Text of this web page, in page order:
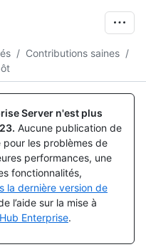
/ Contributions saines /
Server n'est plus
. Aucune publication de
pour les problèmes de
performances, une
fonctionnalités,
la dernière version de
l’aide sur la mise à
Enterprise.